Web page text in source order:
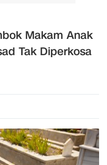
Makam Anak
Tak Diperkosa